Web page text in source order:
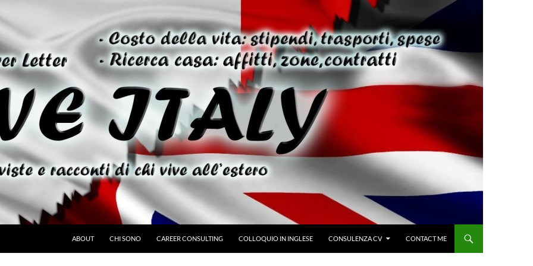
ABOUT CHI SONO CAREER CONSULTING COLLOQUIO IN INGLESE CONSULENZA CV CONTACT ME